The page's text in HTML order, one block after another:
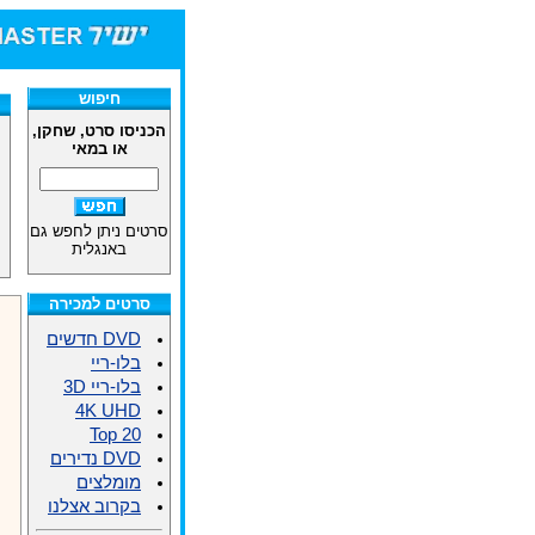
חיפוש
הכניסו סרט, שחקן,
או במאי
סרטים ניתן לחפש גם
באנגלית
סרטים למכירה
DVD חדשים
בלו-ריי
בלו-ריי 3D
4K UHD
Top 20
DVD נדירים
מומלצים
בקרוב אצלנו